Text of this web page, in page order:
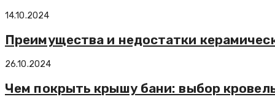
14.10.2024
Преимущества и недостатки
26.10.2024
Чем покрыть крышу бани: выбор